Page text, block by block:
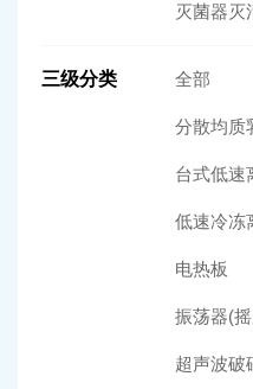
灭菌器灭
三级分类 全部
分散均质
台式低速
低速冷冻
电热板
振荡器(摇
超声波破